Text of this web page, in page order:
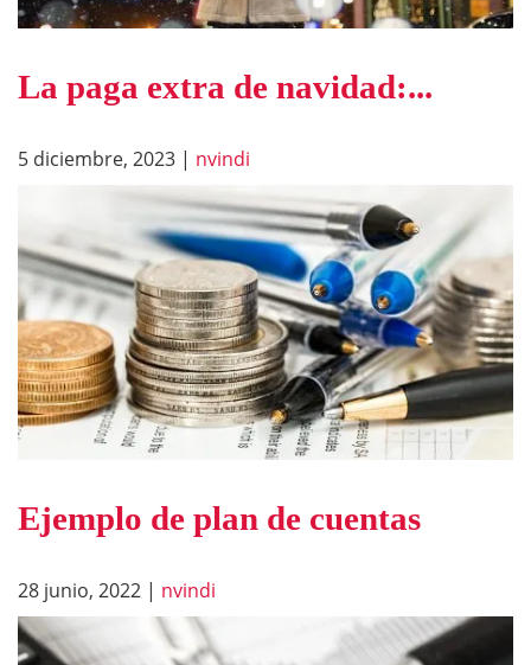
La paga extra de navidad:...
5 diciembre, 2023 | nvindi
Ejemplo de plan de cuentas
28 junio, 2022 | nvindi